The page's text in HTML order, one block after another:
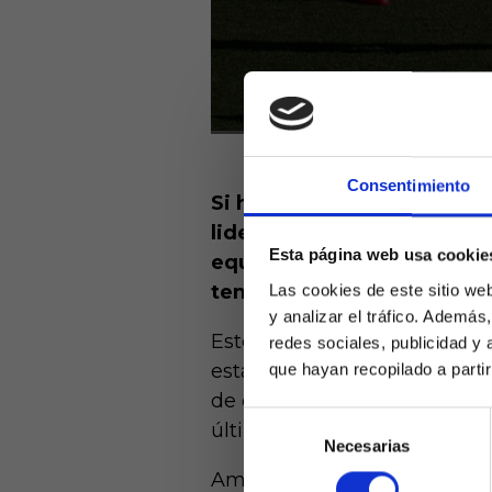
Consentimiento
Esta página web usa
Las cookies de este sitio
y analizar el tráfico.
redes sociales, publicidad y
que hayan recopilado a
consentimiento
Necesarias
mayores de
Si hay un partido
liderato en juego, es el
equipos madrileños que
temporada.
Este duelo decidirá el
estadísticas para saber a
de dinámica de los del
últimas visitas en LaLiga al
Ambos partidos se